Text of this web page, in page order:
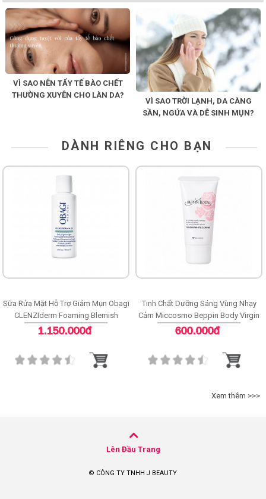
VÌ SAO NÊN TẨY TẾ BÀO CHẾT
THƯỜNG XUYÊN CHO LÀN DA?
VÌ SAO TRỜI LẠNH, DA CÀNG
SẦN, NGỨA VÀ DỄ SINH MỤN?
DÀNH RIÊNG CHO BẠN
Sữa Rửa Mặt Hỗ Trợ Giảm Mụn Obagi
CLENZIderm Foaming Blemish
Cleanser
1.150.000đ
Tinh Chất Dưỡng Sáng Vùng Nhạy
Cảm Miccosmo Beppin Body Virgin
White Serum
600.000đ
Xem thêm >>>
Lên Đầu Trang
© CÔNG TY TNHH J BEAUTY